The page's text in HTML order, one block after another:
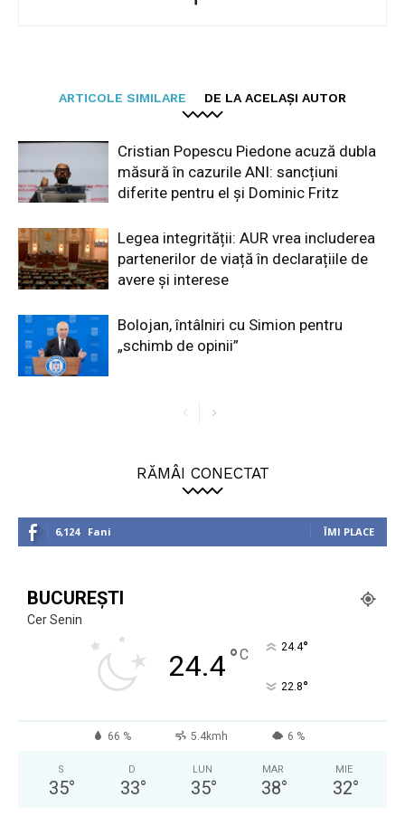
ARTICOLE SIMILARE DE LA ACELAȘI AUTOR
Cristian Popescu Piedone acuză dubla
măsură în cazurile ANI: sancțiuni
diferite pentru el și Dominic Fritz
Legea integrității: AUR vrea includerea
partenerilor de viață în declarațiile de
avere și interese
Bolojan, întâlniri cu Simion pentru
„schimb de opinii”
RĂMÂI CONECTAT
6,124 Fani ÎMI PLACE
BUCUREȘTI
Cer Senin
24.4°C 24.4°
22.8°
66 % 5.4kmh 6 %
S
35°
D
33°
LUN
35°
MAR
38°
MIE
32°